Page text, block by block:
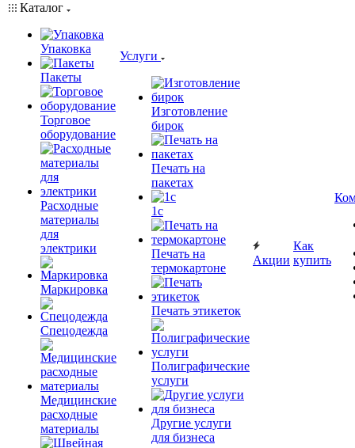
Каталог
Упаковка
Пакеты
Торговое
оборудование
Расходные
материалы
для
электрики
Маркировка
Спецодежда
Медицинские
расходные
материалы
Услуги
Изготовление
бирок
Печать на
пакетах
1c
Печать на
термокартоне
Печать этикеток
Полиграфические
услуги
Другие услуги
для бизнеса
Акции
Как
купить